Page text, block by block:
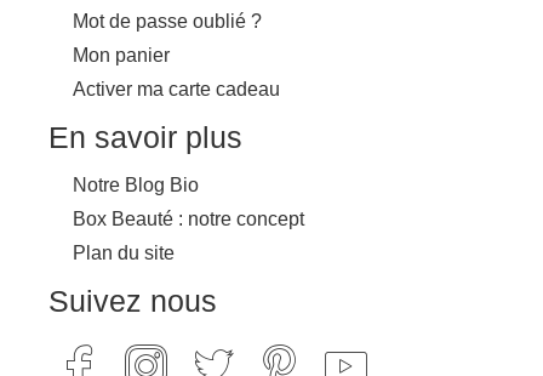
Mot de passe oublié ?
Mon panier
Activer ma carte cadeau
En savoir plus
Notre Blog Bio
Box Beauté : notre concept
Plan du site
Suivez nous